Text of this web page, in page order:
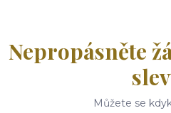
Nepropásněte
Můžete se